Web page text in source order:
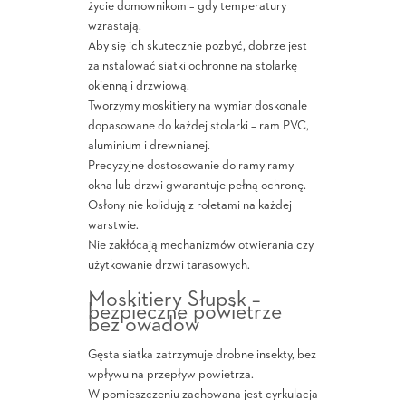
życie domownikom – gdy temperatury
wzrastają.
Aby się ich skutecznie pozbyć, dobrze jest
zainstalować siatki ochronne na stolarkę
okienną i drzwiową.
Tworzymy moskitiery na wymiar doskonale
dopasowane do każdej stolarki – ram PVC,
aluminium i drewnianej.
Precyzyjne dostosowanie do ramy ramy
okna lub drzwi gwarantuje pełną ochronę.
Osłony nie kolidują z roletami na każdej
warstwie.
Nie zakłócają mechanizmów otwierania czy
użytkowanie drzwi tarasowych.
Moskitiery Słupsk –
bezpieczne powietrze
bez owadów
Gęsta siatka zatrzymuje drobne insekty, bez
wpływu na przepływ powietrza.
W pomieszczeniu zachowana jest cyrkulacja